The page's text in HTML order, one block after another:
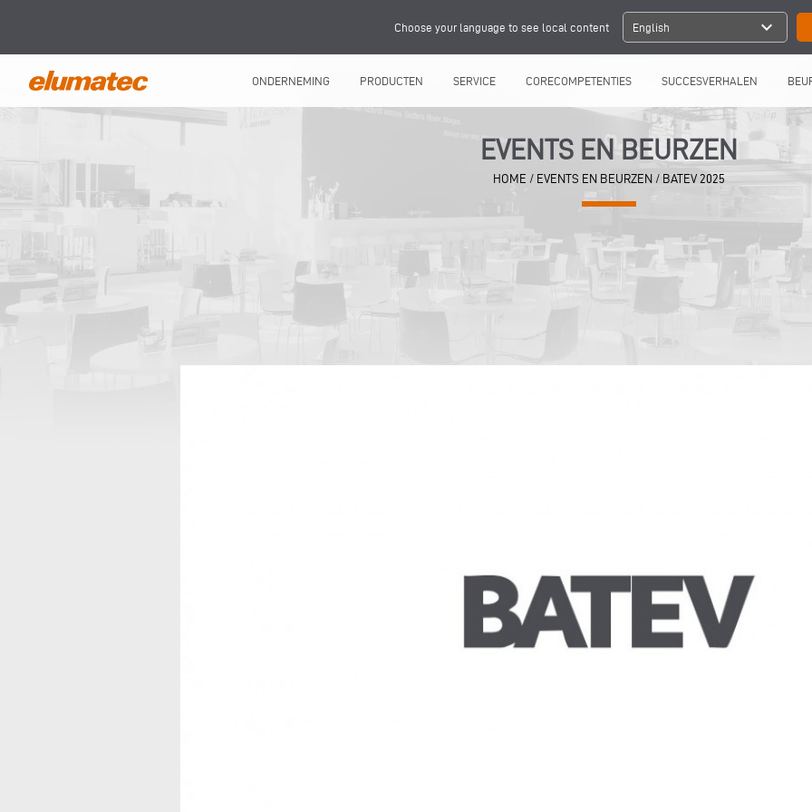
Choose your language to see local content English expand_more
ONDERNEMING PRODUCTEN SERVICE CORECOMPETENTIES SUCCESVERHALEN
EVENTS EN BEURZEN
HOME / EVENTS EN BEURZEN / BATEV 2025